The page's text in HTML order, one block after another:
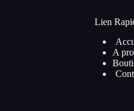
Lien
A